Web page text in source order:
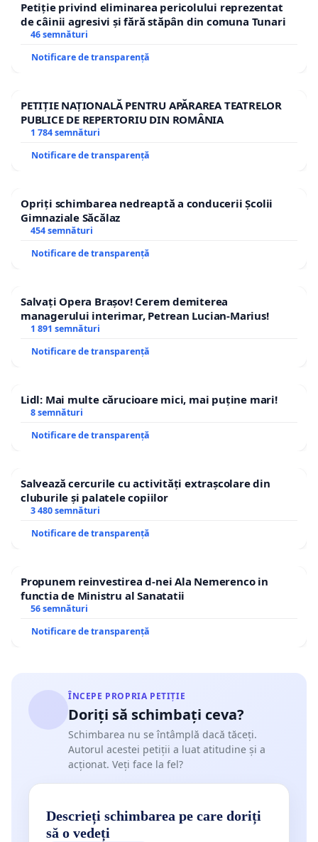
Petiție privind eliminarea pericolului reprezentat
de câinii agresivi și fără stăpân din comuna Tunari
46 semnături
Notificare de transparență
PETIȚIE NAȚIONALĂ PENTRU APĂRAREA TEATRELOR
PUBLICE DE REPERTORIU DIN ROMÂNIA
1 784 semnături
Notificare de transparență
Opriți schimbarea nedreaptă a conducerii Școlii
Gimnaziale Săcălaz
454 semnături
Notificare de transparență
Salvați Opera Brașov! Cerem demiterea
managerului interimar, Petrean Lucian-Marius!
1 891 semnături
Notificare de transparență
Lidl: Mai multe cărucioare mici, mai puține mari!
8 semnături
Notificare de transparență
Salvează cercurile cu activități extrașcolare din
cluburile și palatele copiilor
3 480 semnături
Notificare de transparență
Propunem reinvestirea d-nei Ala Nemerenco in
functia de Ministru al Sanatatii
56 semnături
Notificare de transparență
ÎNCEPE PROPRIA PETIȚIE
Doriți să schimbați ceva?
Schimbarea nu se întâmplă dacă tăceți.
Autorul acestei petiții a luat atitudine și a
acționat. Veți face la fel?
Descrieți schimbarea pe care doriți
să o vedeți